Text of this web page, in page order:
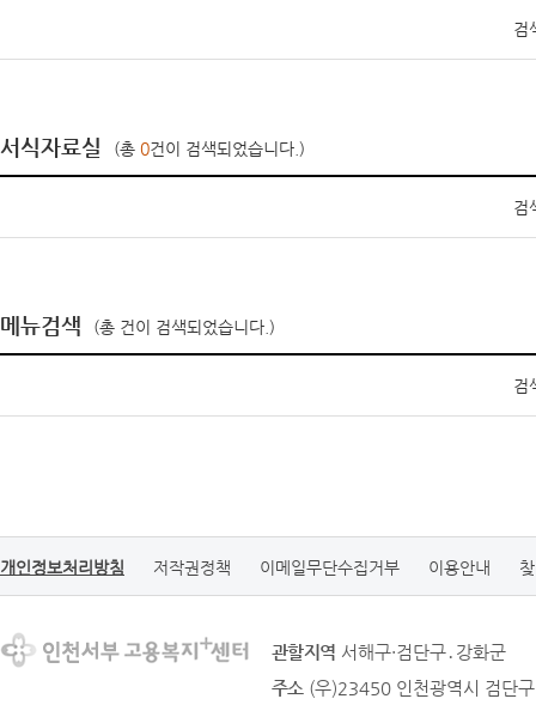
검
서식자료실 (총 0건이 검색되었습니다.)
검
메뉴검색 (총 건이 검색되었습니다.)
검
개인정보처리방침 저작권정책 이메일무단수집거부 이용안내
관할지역 서해구·검단구․강화군
주소 (우)23450 인천광역시 검단